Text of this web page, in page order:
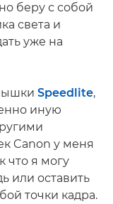
беру с собой
света и
уже на
Speedlite,
иную
Canon у меня
что я могу
или оставить
точки кадра.